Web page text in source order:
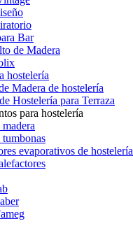
Bar
de Madera
hostelería
Madera de hostelería
Hostelería para Terraza
para hostelería
tumbonas
evaporativos de hostelería